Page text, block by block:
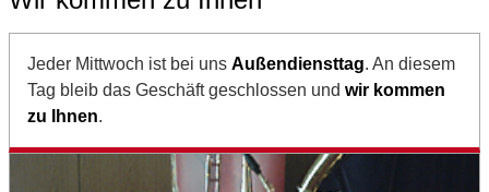
Jeder Mittwoch ist bei uns Außendiensttag. An diesem
Tag bleib das Geschäft geschlossen und wir kommen
zu Ihnen.